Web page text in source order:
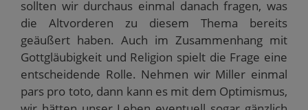
sollten wir durchaus einmal danach fragen, was
die Altvorderen zu diesem Thema bereits
geäußert haben. Auch im Zusammenhang mit
Gottgläubigkeit und Religion spielt die Frage eine
entscheidende Rolle. Nehmen wir Miller einmal
pars pro toto, dann kann es mit dem Optimismus,